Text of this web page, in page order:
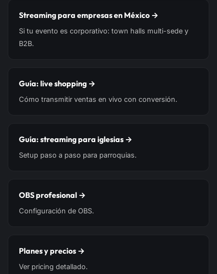
Streaming para empresas en México →
Si tu evento es corporativo: town halls multi-sede y
B2B.
Guía: live shopping →
Cómo transmitir ventas en vivo con conversión.
Guía: streaming para iglesias →
Setup paso a paso para parroquias.
OBS profesional →
Configuración de OBS.
Planes y precios →
Ver pricing detallado.